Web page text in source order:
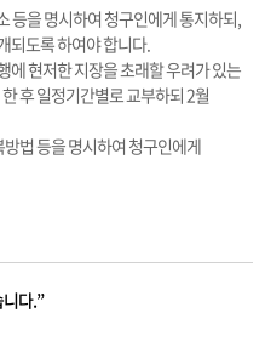
등을 명시하여 청구인에게 통지하되,
되도록 하여야 합니다.
에 현저한 지장을 초래할 우려가 있는
후 일정기간별로 교부하되 2월
법 등을 명시하여 청구인에게
다.”